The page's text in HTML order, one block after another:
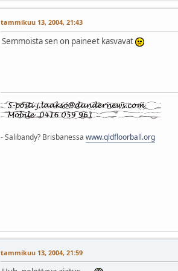
tammikuu 13, 2004, 21:43
Semmoista sen on paineet kasvavat
- Salibandy? Brisbanessa www.qldfloorball.org
tammikuu 13, 2004, 21:59